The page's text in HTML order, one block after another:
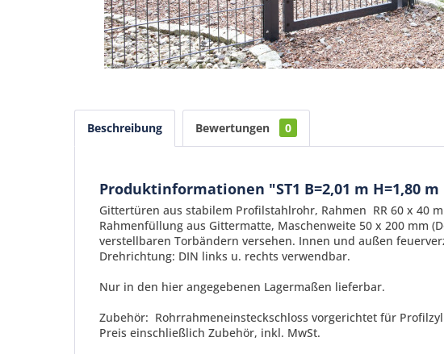
Beschreibung Bewertungen 0
Produktinformationen "ST1 B=2,01 m H=1,80 m
Gittertüren aus stabilem Profilstahlrohr, Rahmen RR 60 x 40
Rahmenfüllung aus Gittermatte, Maschenweite 50 x 200 mm
verstellbaren Torbändern versehen. Innen und außen
Drehrichtung: DIN links u. rechts verwendbar.
Nur in den hier angegebenen Lagermaßen lieferbar.
Zubehör: Rohrrahmeneinsteckschloss vorgerichtet für
Preis einschließlich Zubehör, inkl. MwSt.